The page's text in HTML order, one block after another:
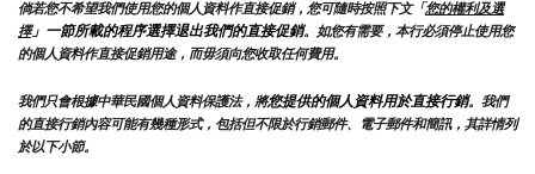
倘若您不希望我們使用您的個人資料作直接促銷，您可隨時按照下文「您的權利及選
擇」一節所載的程序選擇退出我們的直接促銷。如您有需要，本行必須停止使用您
的個人資料作直接促銷用途，而毋須向您收取任何費用。
我們只會根據中華民國個人資料保護法，將您提供的個人資料用於直接行銷。我們
的直接行銷內容可能有幾種形式，包括但不限於行銷郵件、電子郵件和簡訊，其詳情列
於以下小節。